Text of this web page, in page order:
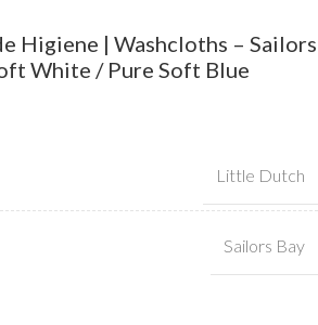
Higiene | Washcloths – Sailors
White / Pure Soft Blue
Little Dutch
Sailors Bay